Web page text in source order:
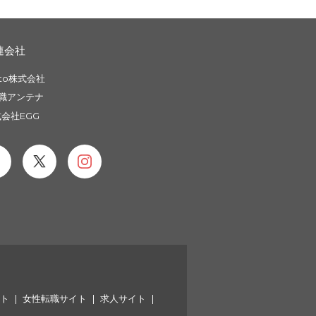
会社
株式会社
アンテナ
社EGG
女性転職サイト
求人サイト